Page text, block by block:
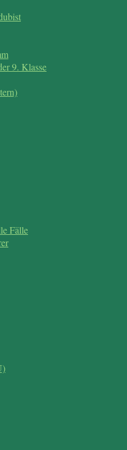
9. Klasse
Fälle